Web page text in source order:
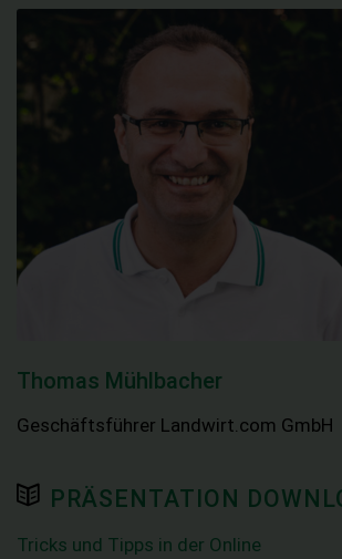
Thomas Mühlbacher
Geschäftsführer Landwirt.com GmbH
PRÄSENTATION
Tricks und Tipps in der Online